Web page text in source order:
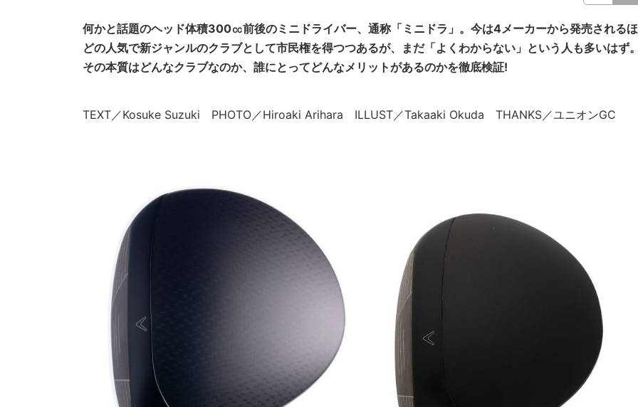
何かと話題のヘッド体積300㏄前後のミニドライバー、通称「ミニドラ」。今は4メーカーから発売されるほ
どの人気で新ジャンルのクラブとして市民権を得つつあるが、まだ「よくわからない」という人も多いはず
その本質はどんなクラブなのか、誰にとってどんなメリットがあるのかを徹底検証!
TEXT／Kosuke Suzuki PHOTO／Hiroaki Arihara ILLUST／Takaaki Okuda THANKS／ユニオンGC